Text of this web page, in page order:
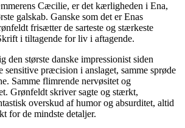
Cæcilie, er det kærligheden i Ena,
galskab. Ganske som det er Enas
frisætter de sarteste og stærkeste
i tiltagende for liv i aftagende.
den største danske impressionist siden
sensitive præcision i anslaget, samme sprøde
Samme flimrende nervøsitet og
Grønfeldt skriver sagte og stærkt,
overskud af humor og absurditet, altid
for de mindste detaljer.